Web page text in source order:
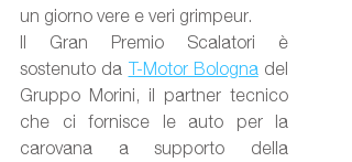
un giorno vere e veri grimpeur.
Il Gran Premio Scalatori è
sostenuto da T-Motor Bologna del
Gruppo Morini, il partner tecnico
che ci fornisce le auto per la
carovana a supporto della